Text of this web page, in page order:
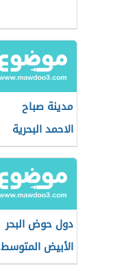
مدينة صباح
الاحمد البحرية
دول حوض البحر
الأبيض المتوسط